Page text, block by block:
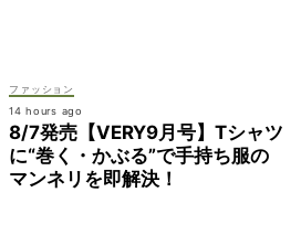
ファッション
14 hours ago
8/7発売【VERY9月号】Tシャツ
に“巻く・かぶる”で手持ち服の
マンネリを即解決！